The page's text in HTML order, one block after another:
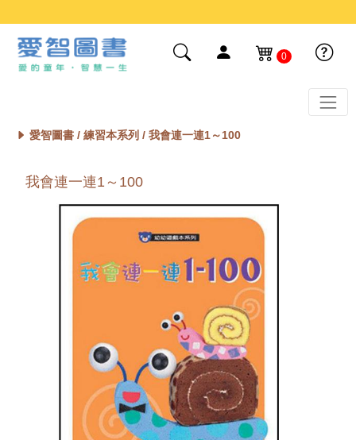
0
愛智圖書 / 練習本系列/ 我會連一連1～100
我會連一連1～100